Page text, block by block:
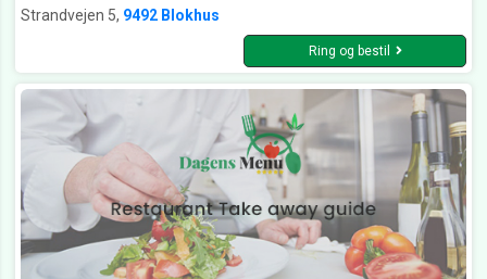
Strandvejen 5, 9492 Blokhus
Ring og bestil